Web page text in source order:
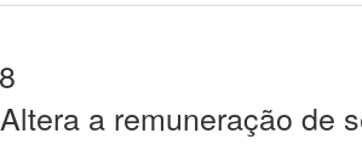
a remuneração de